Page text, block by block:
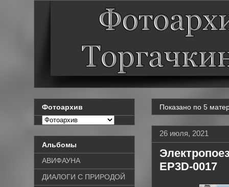
Показано по 5
26 июля, 2021
EP3D-0017
Фотоархив
Альбомы
АВИФАУНА
ДИАЛОГИ С ПРИРОДОЙ